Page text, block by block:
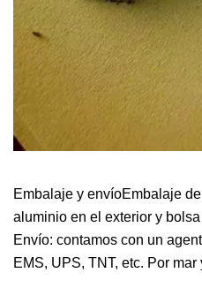
Embalaje y envíoEmbalaje
aluminio en el exterior y
Envío: contamos con un
EMS, UPS, TNT, etc. Por mar